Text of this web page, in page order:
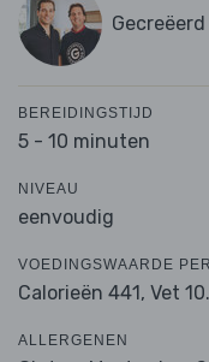
BEREIDINGSTIJD
5 - 10 minuten
NIVEAU
eenvoudig
VOEDINGSWAARDE
Calorieën 441, Vet
ALLERGENEN